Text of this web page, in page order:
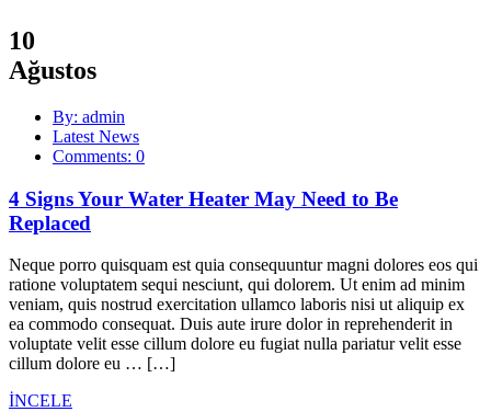
10
Ağustos
By: admin
Latest News
Comments: 0
4 Signs Your Water Heater May Need to Be
Replaced
Neque porro quisquam est quia consequuntur magni dolores eos qui
ratione voluptatem sequi nesciunt, qui dolorem. Ut enim ad minim
veniam, quis nostrud exercitation ullamco laboris nisi ut aliquip ex
ea commodo consequat. Duis aute irure dolor in reprehenderit in
voluptate velit esse cillum dolore eu fugiat nulla pariatur velit esse
cillum dolore eu … […]
İNCELE